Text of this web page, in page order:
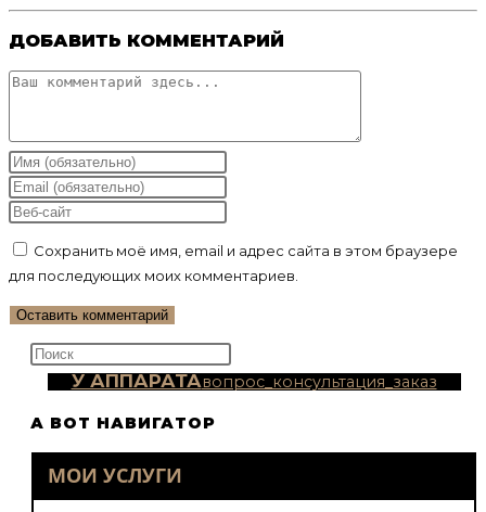
ДОБАВИТЬ КОММЕНТАРИЙ
Комментарий
Введите
свое
имя
имя
пользователя,
чтобы
Введите
свой
адрес,
чтобы
прокомментировать
Введите
вашего
веб-
сайта
Сохранить моё имя, email и адрес сайта в этом браузере
для последующих моих комментариев.
клавишу
закрыть
поиска.
У АППАРАТАвопрос_консультация_заказ
А ВОТ НАВИГАТОР
МОИ УСЛУГИ